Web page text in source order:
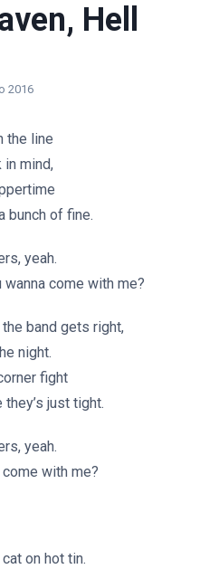
Hell
2016
the line
in mind,
bunch of fine.
yeah.
wanna come with me?
band gets right,
night.
fight
they’s just tight.
yeah.
come with me?
on hot tin.